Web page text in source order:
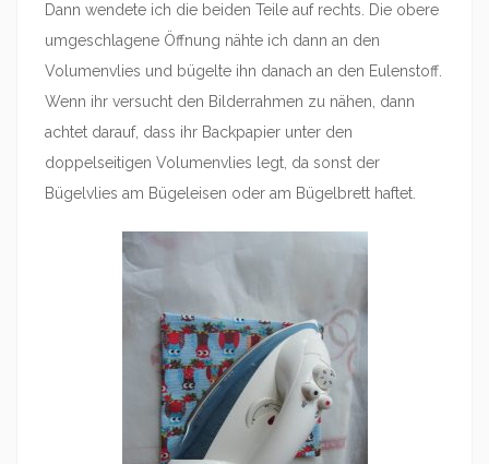
Dann wendete ich die beiden Teile auf rechts. Die obere
umgeschlagene Öffnung nähte ich dann an den
Volumenvlies und bügelte ihn danach an den Eulenstoff.
Wenn ihr versucht den Bilderrahmen zu nähen, dann
achtet darauf, dass ihr Backpapier unter den
doppelseitigen Volumenvlies legt, da sonst der
Bügelvlies am Bügeleisen oder am Bügelbrett haftet.